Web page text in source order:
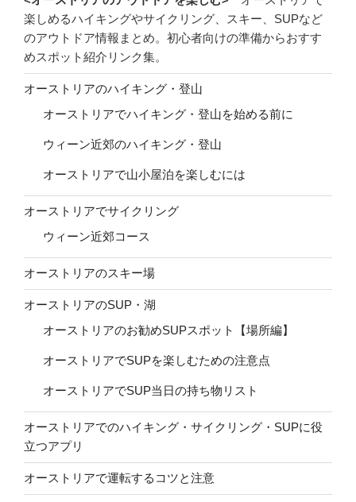
楽しめるハイキングやサイクリング、スキー、SUPなど
のアウトドア情報まとめ。初心者向けの準備からおすす
めスポット紹介リンク集。
オーストリアのハイキング・登山
オーストリアでハイキング・登山を始める前に
ウィーン近郊のハイキング・登山
オーストリアで山小屋泊を楽しむには
オーストリアでサイクリング
ウィーン近郊コース
オーストリアのスキー場
オーストリアのSUP・湖
オーストリアのお勧めSUPスポット【場所編】
オーストリアでSUPを楽しむための注意点
オーストリアでSUP当日の持ち物リスト
オーストリアでのハイキング・サイクリング・SUPに役
立つアプリ
オーストリアで運転するコツと注意